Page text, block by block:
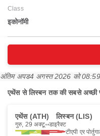
Class
इकोनॉमी
अंतिम अपड4 अगस्त 2026 को
एथेंस से लिस्बन तक की सबसे अच्छी
एथेंस (ATH) लिस्बन (LIS)
गुरु, 29 अक्टू॰ डाइरैक्ट
टीएपी एर